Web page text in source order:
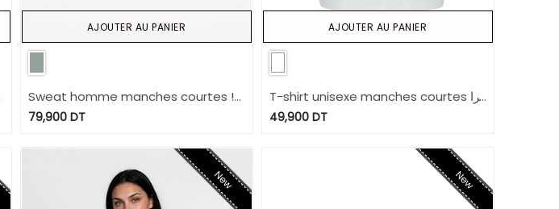
Sweat homme manches courtes !
قارص! قارص
79,900DT
AJOUTER AU PANIER
T-shirt unisexe manches courtes برا
عاد
49,900DT
AJOUTER AU PANIER
New New